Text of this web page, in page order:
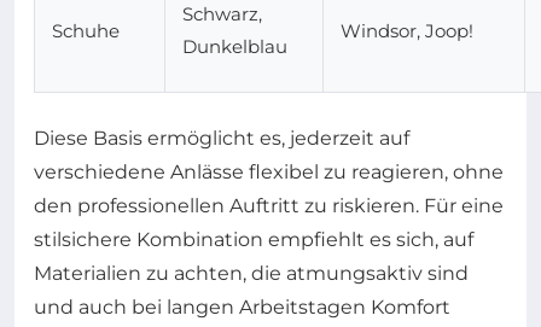
Schuhe
Schwarz,
Dunkelblau
Windsor, Joop!
Diese Basis ermöglicht es, jederzeit auf
verschiedene Anlässe flexibel zu reagieren, ohne
den professionellen Auftritt zu riskieren. Für eine
stilsichere Kombination empfiehlt es sich, auf
Materialien zu achten, die atmungsaktiv sind
und auch bei langen Arbeitstagen Komfort